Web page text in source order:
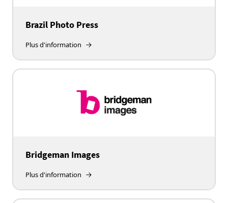
Brazil Photo Press
Plus d'information
Bridgeman Images
Plus d'information